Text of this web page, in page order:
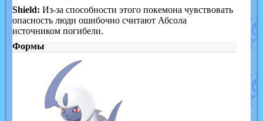
Shield: Из-за способности этого покемона чувствовать
опасность люди ошибочно считают Абсола
источником погибели.
Формы